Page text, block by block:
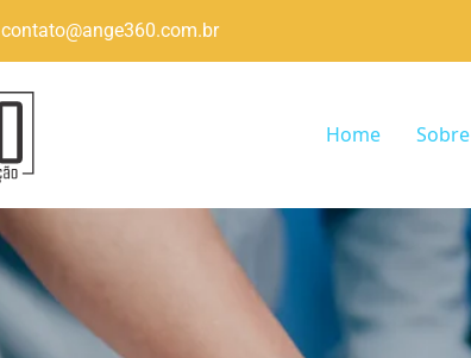
contato@ange360.com.br
Home Sobre